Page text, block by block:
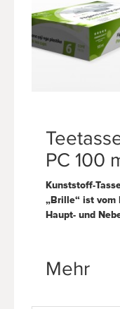
PC 100
Kunststoff-
„Brille“ ist vom
Haupt- und
Mehr